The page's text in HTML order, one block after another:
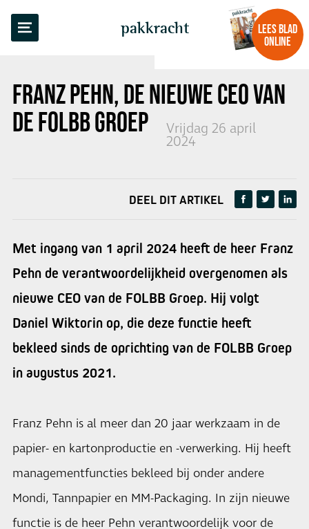
pakkracht
LEES BLAD
ONLINE
FRANZ PEHN, DE NIEUWE CEO VAN
DE FOLBB GROEP
Vrijdag 26 april
2024
TERUG NAAR OVERZICHT
DEEL DIT ARTIKEL
Met ingang van 1 april 2024 heeft de heer Franz
Pehn de verantwoordelijkheid overgenomen als
nieuwe CEO van de FOLBB Groep. Hij volgt
Daniel Wiktorin op, die deze functie heeft
bekleed sinds de oprichting van de FOLBB Groep
in augustus 2021.
Franz Pehn is al meer dan 20 jaar werkzaam in de
papier- en kartonproductie en -verwerking. Hij heeft
managementfuncties bekleed bij onder andere
Mondi, Tannpapier en MM-Packaging. In zijn nieuwe
functie is de heer Pehn verantwoordelijk voor de